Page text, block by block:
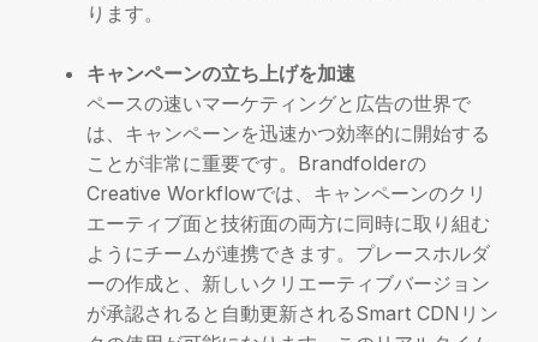
ります。
キャンペーンの立ち上げを加速
ペースの速いマーケティングと広告の世界で
は、キャンペーンを迅速かつ効率的に開始する
ことが非常に重要です。Brandfolderの
Creative Workflowでは、キャンペーンのクリ
エーティブ面と技術面の両方に同時に取り組む
ようにチームが連携できます。プレースホルダ
ーの作成と、新しいクリエーティブバージョン
が承認されると自動更新されるSmart CDNリン